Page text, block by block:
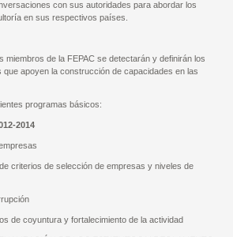
con sus autoridades para abordar los
en sus respectivos países.
miembros de la FEPAC se detectarán y definirán los
apoyen la construcción de capacidades en las
programas básicos:
2014
criterios de selección de empresas y niveles de
de coyuntura y fortalecimiento de la actividad